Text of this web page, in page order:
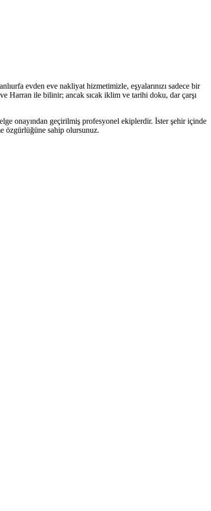
evden eve nakliyat hizmetimizle, eşyalarınızı sadece bir
Harran ile bilinir; ancak sıcak iklim ve tarihi doku, dar çarşı
onayından geçirilmiş profesyonel ekiplerdir. İster şehir içinde
özgürlüğüne sahip olursunuz.